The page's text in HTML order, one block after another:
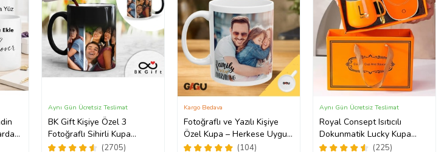
BK Gift Kişiye Özel 3
Fotoğraflı Sihirli Kupa
Bardak, Arkadaşa Hediye,
(2705)
Aynı Gün Ücretsiz Teslimat
Fotoğraflı ve Yazılı Kişiye
Özel Kupa – Herkese Uygun
Anlamlı Hediye Porselen(104)
Kargo Bedava
Royal Consept Isıtıcılı
Dokunmatik Lucky Kupa
Bardak Seti
(225)
Aynı Gün Ücretsiz Teslimat